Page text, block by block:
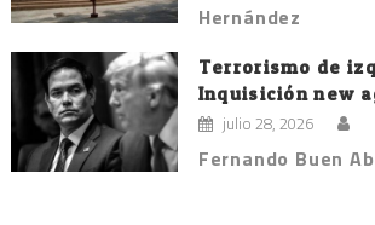
Hernández
Terrorismo de
Inquisición new
julio 28, 2026
Fernando Buen